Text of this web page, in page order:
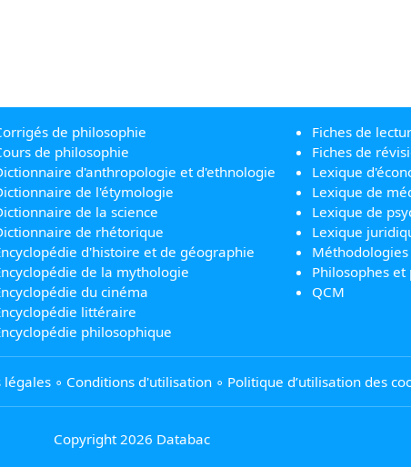
de philosophie
de philosophie
d'anthropologie et d'ethnologie
de l'étymologie
de la science
de rhétorique
d'histoire et de géographie
de la mythologie
du cinéma
littéraire
philosophique
Fiches de
Fiches de
Lexique
Lexique de
Lexique de
Lexique
Méthodologies
Philosophes
QCM
légales∘ Conditions d'utilisation∘ Politique d’utilisation des
Copyright 2026 Databac